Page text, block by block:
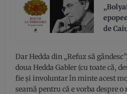
de
Dar Hedda din „Refuz să
doua Hedda Gabler (cu toate că,
fie și involuntar în minte acest
seamă pentru că e vorba despre